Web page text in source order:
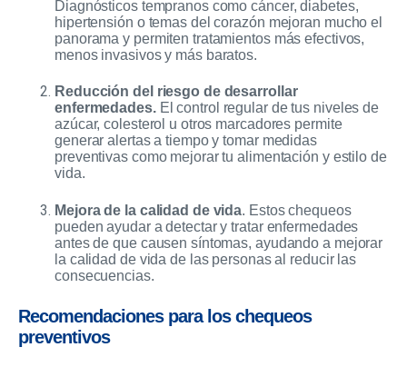
Diagnósticos tempranos como cáncer, diabetes,
hipertensión o temas del corazón mejoran mucho el
panorama y permiten tratamientos más efectivos,
menos invasivos y más baratos.
Reducción del riesgo de desarrollar
enfermedades.El control regular de tus niveles de
azúcar, colesterol u otros marcadores permite
generar alertas a tiempo y tomar medidas
preventivas como mejorar tu alimentación y estilo de
vida.
Mejora de la calidad de vida. Estos chequeos
pueden ayudar a detectar y tratar enfermedades
antes de que causen síntomas, ayudando a mejorar
la calidad de vida de las personas al reducir las
consecuencias.
Recomendaciones para los chequeos
preventivos